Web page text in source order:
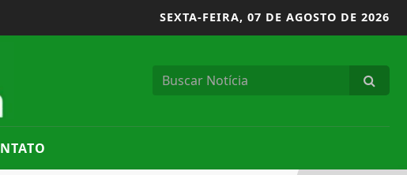
SEXTA-FEIRA, 07 DE AGOSTO DE 2026